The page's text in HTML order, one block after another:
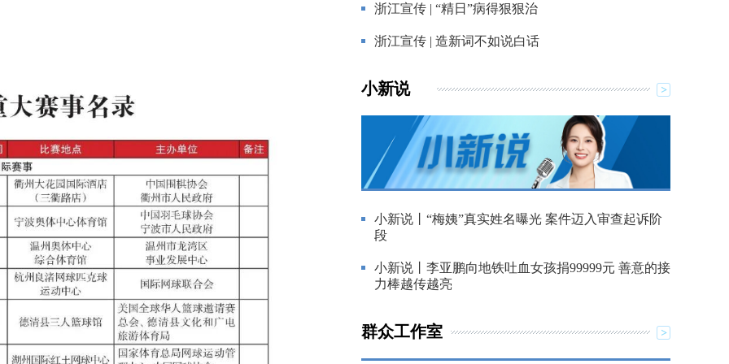
浙江宣传 | “精日”病得狠狠治
浙江宣传 | 造新词不如说白话
小新说
小新说丨“梅姨”真实姓名曝光 案件迈入审查起诉阶
段
小新说丨李亚鹏向地铁吐血女孩捐99999元 善意的接
力棒越传越亮
群众工作室